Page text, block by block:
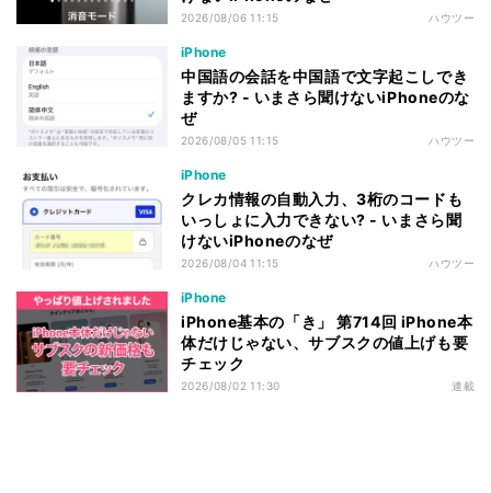
2026/08/06 11:15 ハウツー
iPhone
中国語の会話を中国語で文字起こしでき
ますか? - いまさら聞けないiPhoneのな
ぜ
2026/08/05 11:15 ハウツー
iPhone
クレカ情報の自動入力、3桁のコードも
いっしょに入力できない? - いまさら聞
けないiPhoneのなぜ
2026/08/04 11:15 ハウツー
iPhone
iPhone基本の「き」 第714回 iPhone本
体だけじゃない、サブスクの値上げも要
チェック
2026/08/02 11:30 連載